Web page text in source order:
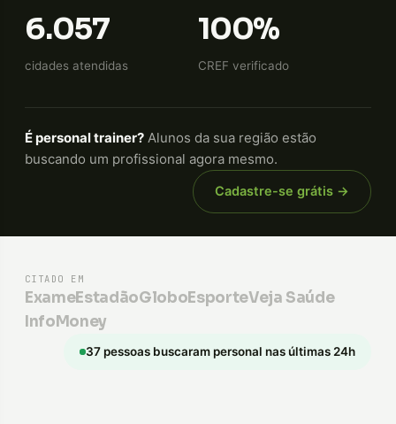
6.057
cidades atendidas
100%
CREF verificado
É personal trainer? Alunos da sua região estão
buscando um profissional agora mesmo.
Cadastre-se grátis →
CITADO EM
ExameEstadãoGloboEsporteVeja Saúde
InfoMoney
37 pessoas buscaram personal nas últimas 24h